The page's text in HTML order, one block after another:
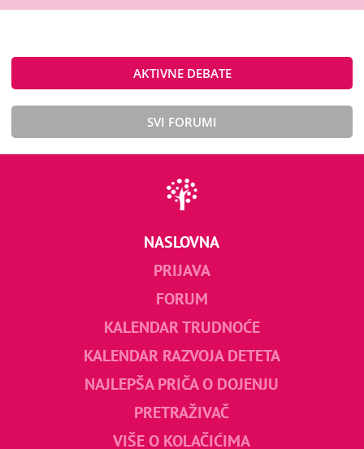
AKTIVNE DEBATE
SVI FORUMI
NASLOVNA
PRIJAVA
FORUM
KALENDAR TRUDNOĆE
KALENDAR RAZVOJA DETETA
NAJLEPŠA PRIČA O DOJENJU
PRETRAŽIVAČ
VIŠE O KOLAČIĆIMA